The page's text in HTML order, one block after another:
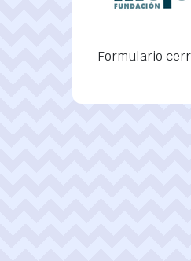
Formulario